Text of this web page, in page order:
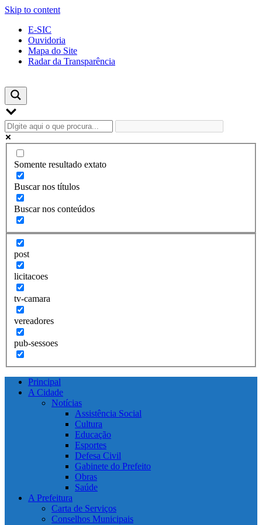
Skip to content
E-SIC
Ouvidoria
Mapa do Site
Radar da Transparência
Somente resultado extato
Buscar nos títulos
Buscar nos conteúdos
post
licitacoes
tv-camara
vereadores
pub-sessoes
Principal
A Cidade
Notícias
Assistência Social
Cultura
Educação
Esportes
Defesa Civil
Gabinete do Prefeito
Obras
Saúde
A Prefeitura
Carta de Serviços
Conselhos Municipais